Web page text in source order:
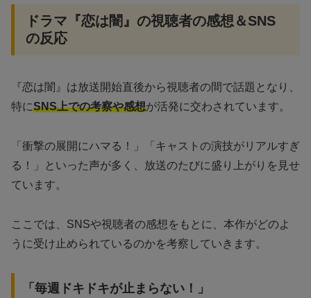
ドラマ『恋は闇』の視聴者の感想＆SNS
の反応
『恋は闇』は放送開始直後から視聴者の間で話題となり、
特にSNS上での考察や感想が活発に交わされています。
「衝撃の展開にハマる！」「キャストの演技がリアルすぎ
る！」といった声が多く、放送のたびに盛り上がりを見せ
ています。
ここでは、SNSや視聴者の感想をもとに、本作がどのよ
うに受け止められているのかを考察していきます。
「毎週ドキドキが止まらない！」